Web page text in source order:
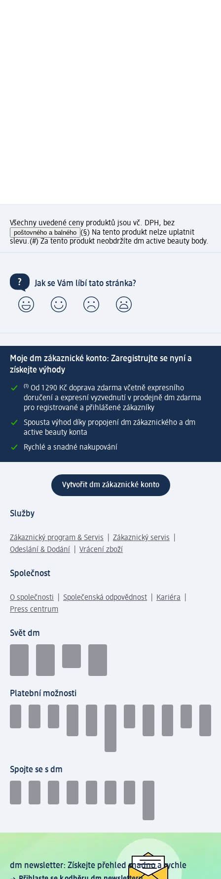
Všechny uvedené ceny produktů jsou vč. DPH, bez
poštovného a balného (§) Na tento produkt nelze uplatnit
slevu.(#) Za tento produkt neobdržíte dm active beauty body.
Jak se Vám líbí tato stránka?
Moje dm zákaznické konto: Zaregistrujte se nyní a
získejte výhody
⁽¹⁾ Od 1 290 Kč doprava zdarma včetně expresního
doručení a expresní vyzvednutí v prodejně dm zdarma
pro registrované a přihlášené zákazníky
Spousta výhod díky propojení dm zákaznického a dm
active beauty konta
Rychlé a snadné nakupování
Vytvořit dm zákaznické konto
Služby
Zákaznický program & Servis
Zákaznický servis
Odeslání & Dodání
Vrácení zboží
Společnost
O společnosti Společenská odpovědnost
Kariéra
Press centrum
Svět dm
Platební možnosti
Spojte se s dm
dm newsletter: Získejte přehled snadno a rychle